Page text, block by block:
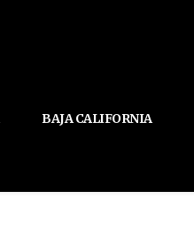
BAJA CALIFORNIA